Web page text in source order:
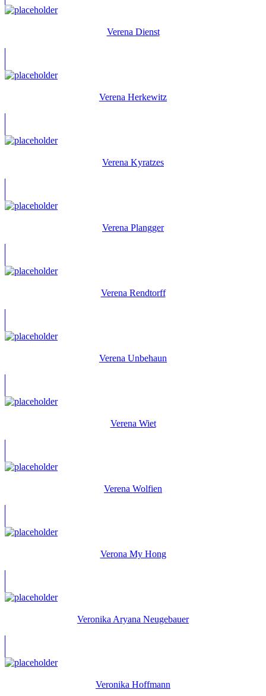
Verena Dienst
Verena Herkewitz
Verena Kyratzes
Verena Plangger
Verena Rendtorff
Verena Unbehaun
Verena Wiet
Verena Wolfien
Verona My Hong
Veronika Aryana Neugebauer
Veronika Hoffmann